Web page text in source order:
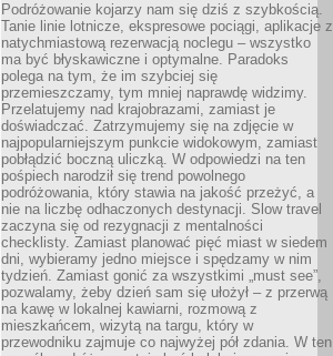
Podróżowanie kojarzy nam się dziś z szybkością.
Tanie linie lotnicze, ekspresowe pociągi, aplikacje z
natychmiastową rezerwacją noclegu – wszystko
ma być błyskawiczne i optymalne. Paradoks
polega na tym, że im szybciej się
przemieszczamy, tym mniej naprawdę widzimy.
Przelatujemy nad krajobrazami, zamiast je
doświadczać. Zatrzymujemy się na zdjęcie w
najpopularniejszym punkcie widokowym, zamiast
pobłądzić boczną uliczką. W odpowiedzi na ten
pośpiech narodził się trend powolnego
podróżowania, który stawia na jakość przeżyć, a
nie na liczbę odhaczonych destynacji. Slow travel
zaczyna się od rezygnacji z mentalności
checklisty. Zamiast planować pięć miast w siedem
dni, wybieramy jedno miejsce i spędzamy w nim
tydzień. Zamiast gonić za wszystkimi „must see”,
pozwalamy, żeby dzień sam się ułożył – z przerwą
na kawę w lokalnej kawiarni, rozmową z
mieszkańcem, wizytą na targu, który w
przewodniku zajmuje co najwyżej pół zdania. W ten